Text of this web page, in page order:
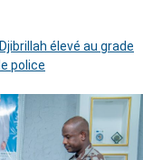
élevé au grade
police